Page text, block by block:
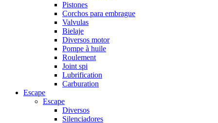
Pistones
Corchos para embrague
Valvulas
Bielaje
Diversos motor
Pompe à huile
Roulement
Joint spi
Lubrification
Carburation
Escape
Escape
Diversos
Silenciadores